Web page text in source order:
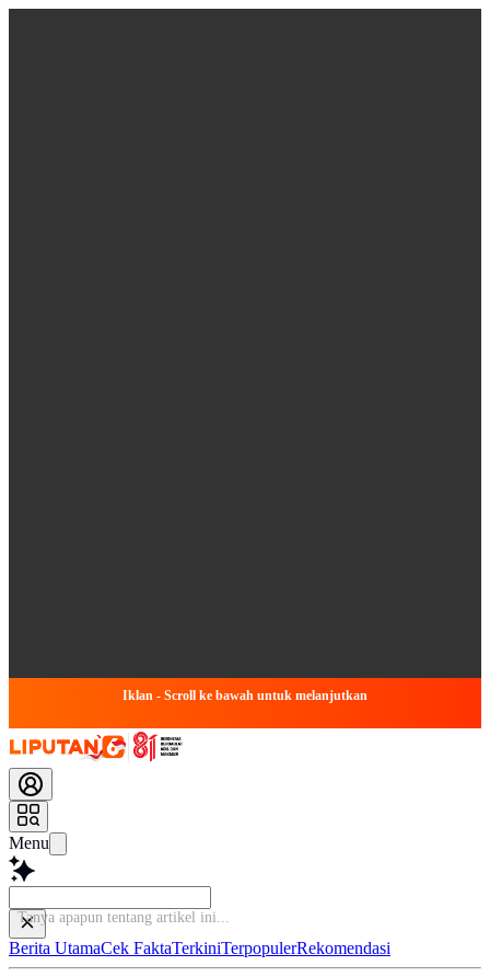
Iklan - Scroll ke bawah untuk melanjutkan
Menu
Baca l
Berita UtamaCek FaktaTerkiniTerpopulerRekomendasi